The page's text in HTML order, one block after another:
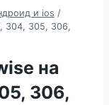
и ios /
304, 305, 306,
на
306,